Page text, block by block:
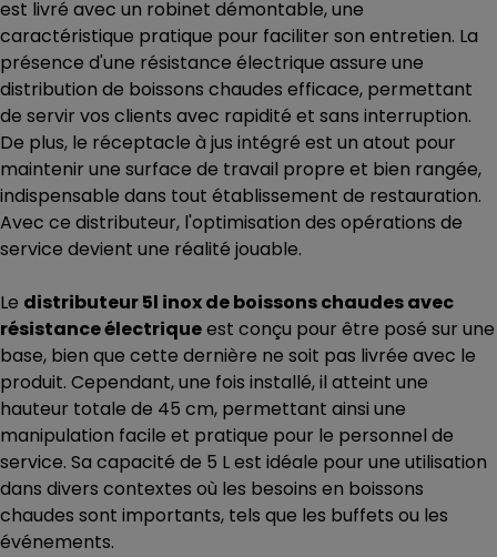
est livré avec un robinet démontable, une
caractéristique pratique pour faciliter son entretien. La
présence d'une résistance électrique assure une
distribution de boissons chaudes efficace, permettant
de servir vos clients avec rapidité et sans interruption.
De plus, le réceptacle à jus intégré est un atout pour
maintenir une surface de travail propre et bien rangée,
indispensable dans tout établissement de restauration.
Avec ce distributeur, l'optimisation des opérations de
service devient une réalité jouable.
Le distributeur 5l inox de boissons chaudes avec
résistance électriqueest conçu pour être posé sur une
base, bien que cette dernière ne soit pas livrée avec le
produit. Cependant, une fois installé, il atteint une
hauteur totale de 45 cm, permettant ainsi une
manipulation facile et pratique pour le personnel de
service. Sa capacité de 5 L est idéale pour une utilisation
dans divers contextes où les besoins en boissons
chaudes sont importants, tels que les buffets ou les
événements.